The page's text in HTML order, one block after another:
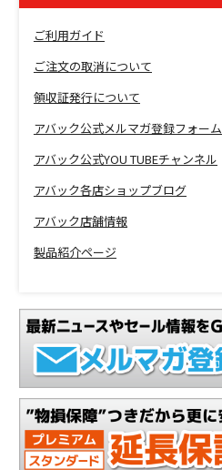
ご利用ガイド
ご注文の取消について
領収証発行について
アバック公式メルマガ登録フォーム
アバック公式YOU TUBEチャンネル
アバック各店ショップブログ
アバック店舗情報
製品紹介ページ